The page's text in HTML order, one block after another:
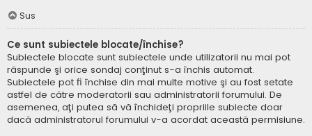
Sus
Ce sunt subiectele blocate/închise?
Subiectele blocate sunt subiectele unde utilizatorii nu mai pot
răspunde şi orice sondaj conţinut s-a închis automat.
Subiectele pot fi închise din mai multe motive şi au fost setate
astfel de către moderatorii sau administratorii forumului. De
asemenea, aţi putea să vă închideţi propriile subiecte doar
dacă administratorul forumului v-a acordat această permisiune.